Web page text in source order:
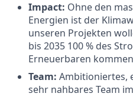
Impact: Ohne den
Energien ist der
unseren Projekten
bis 2035 100 % des
Erneuerbaren
Team: Ambitioniertes,
sehr nahbares Team